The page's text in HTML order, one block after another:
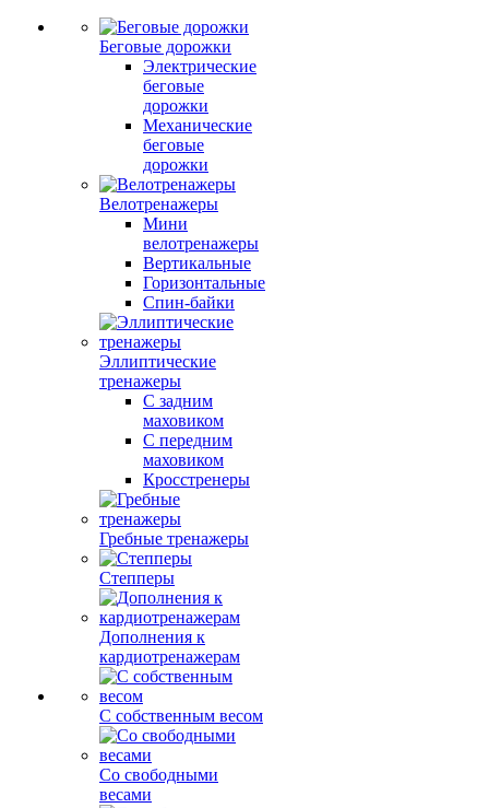
Беговые дорожки
Электрические
беговые
дорожки
Механические
беговые
дорожки
Велотренажеры
Мини
велотренажеры
Вертикальные
Горизонтальные
Спин-байки
Эллиптические
тренажеры
С задним
маховиком
С передним
маховиком
Кросстренеры
Гребные тренажеры
Степперы
Дополнения к
кардиотренажерам
С собственным весом
Со свободными
весами